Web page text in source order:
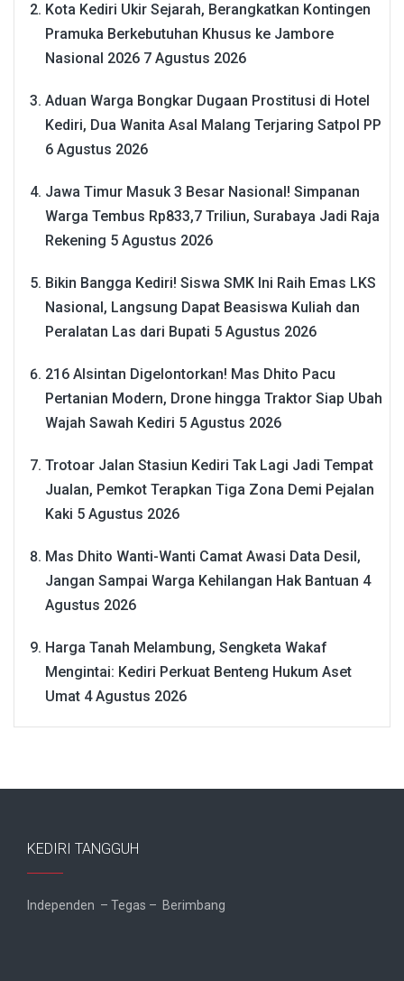
Kota Kediri Ukir Sejarah, Berangkatkan Kontingen
Pramuka Berkebutuhan Khusus ke Jambore
Nasional 2026 7 Agustus 2026
Aduan Warga Bongkar Dugaan Prostitusi di Hotel
Kediri, Dua Wanita Asal Malang Terjaring Satpol PP
6 Agustus 2026
Jawa Timur Masuk 3 Besar Nasional! Simpanan
Warga Tembus Rp833,7 Triliun, Surabaya Jadi Raja
Rekening 5 Agustus 2026
Bikin Bangga Kediri! Siswa SMK Ini Raih Emas LKS
Nasional, Langsung Dapat Beasiswa Kuliah dan
Peralatan Las dari Bupati 5 Agustus 2026
216 Alsintan Digelontorkan! Mas Dhito Pacu
Pertanian Modern, Drone hingga Traktor Siap Ubah
Wajah Sawah Kediri 5 Agustus 2026
Trotoar Jalan Stasiun Kediri Tak Lagi Jadi Tempat
Jualan, Pemkot Terapkan Tiga Zona Demi Pejalan
Kaki 5 Agustus 2026
Mas Dhito Wanti-Wanti Camat Awasi Data Desil,
Jangan Sampai Warga Kehilangan Hak Bantuan 4
Agustus 2026
Harga Tanah Melambung, Sengketa Wakaf
Mengintai: Kediri Perkuat Benteng Hukum Aset
Umat 4 Agustus 2026
KEDIRI TANGGUH
Independen – Tegas – Berimbang